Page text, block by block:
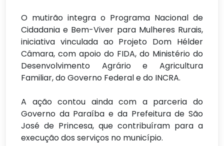
O mutirão integra o Programa Nacional de
Cidadania e Bem-Viver para Mulheres Rurais,
iniciativa vinculada ao Projeto Dom Hélder
Câmara, com apoio do FIDA, do Ministério do
Desenvolvimento Agrário e Agricultura
Familiar, do Governo Federal e do INCRA.
A ação contou ainda com a parceria do
Governo da Paraíba e da Prefeitura de São
José de Princesa, que contribuíram para a
execução dos serviços no município.